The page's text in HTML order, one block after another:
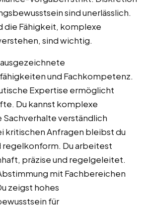
sind unerlässlich.
die Fähigkeit, komplexe
sind wichtig.
und Fachkompetenz.
Expertise ermöglicht
Du kannst komplexe
Sachverhalte verständlich
kritischen Anfragen bleibst du
regelkonform. Du arbeitest
präzise und regelgeleitet.
mit Fachbereichen
zeigst hohes
für